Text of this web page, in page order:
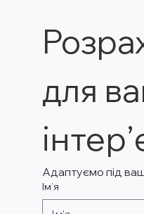
для
Адаптуємо під ваш
Ім’я